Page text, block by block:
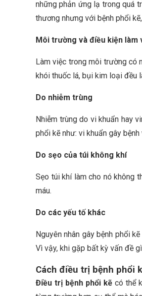
những phản ứng lạ trong quá
thương nhưng với bệnh phổi
Môi trường và điều kiện làm
Làm việc trong môi trường có
khói thuốc lá, bụi kim loại đều
Do nhiễm trùng
Nhiễm trùng do vi khuẩn hay
phổi kẽ như: vi khuẩn gây
Do sẹo của túi không khí
Sẹo túi khí làm cho nó không
máu.
Do các yếu tố khác
Nguyên nhân gây bệnh phổi
Vì vậy, khi gặp bất kỳ vấn đề
Cách điều trị bệnh phổi
Điều trị bệnh phổi kẽcó thể